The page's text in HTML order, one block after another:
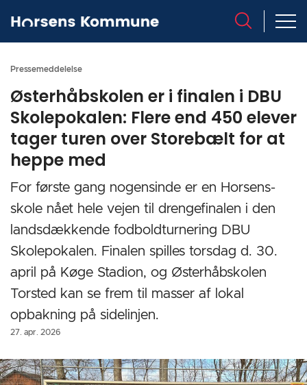
Pressemeddelelse
Østerhåbskolen er i finalen i DBU
Skolepokalen: Flere end 450 elever
tager turen over Storebælt for at
heppe med
For første gang nogensinde er en Horsens-
skole nået hele vejen til drengefinalen i den
landsdækkende fodboldturnering DBU
Skolepokalen. Finalen spilles torsdag d. 30.
april på Køge Stadion, og Østerhåbskolen
Torsted kan se frem til masser af lokal
opbakning på sidelinjen.
27. apr. 2026